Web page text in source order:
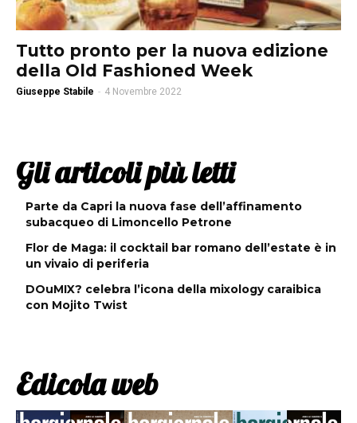
Tutto pronto per la nuova edizione
della Old Fashioned Week
Giuseppe Stabile - 4 Novembre 2022
Gli articoli più letti
Parte da Capri la nuova fase dell’affinamento
subacqueo di Limoncello Petrone
Flor de Maga: il cocktail bar romano dell’estate è in
un vivaio di periferia
DOuMIX? celebra l’icona della mixology caraibica
con Mojito Twist
Edicola web